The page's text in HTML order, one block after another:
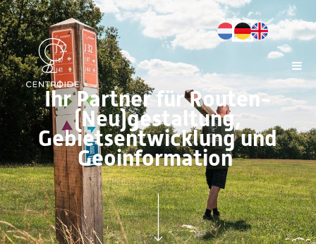
Ihr Partner für Routen-
(Neu)gestaltung,
Gebietsentwicklung und
Geoinformation